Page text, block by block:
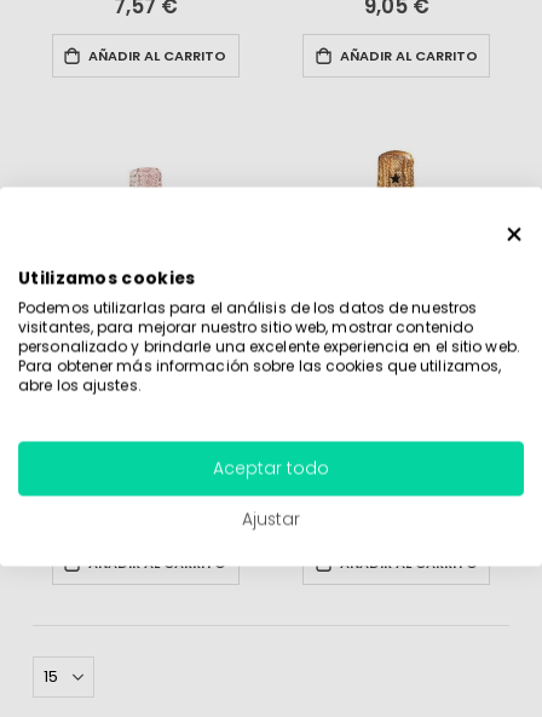
7,57 €
AÑADIR AL CARRITO
9,05 €
AÑADIR AL CARRITO
Moet Chandon Rose Brut 20cl
AÑADIR AL CARRITO AÑADIR AL CARRITO
Utilizamos cookies
Podemos utilizarlas para el análisis de los datos de nuestros
visitantes, para mejorar nuestro sitio web, mostrar contenido
personalizado y brindarle una excelente experiencia en el sitio web.
Para obtener más información sobre las cookies que utilizamos,
abre los ajustes.
Aceptar todo
Ajustar